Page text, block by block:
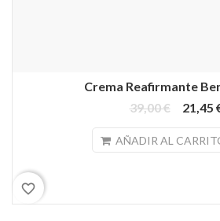
Crema Reafirmante
39,00 €
21,45
AÑADIR AL
favorite_border